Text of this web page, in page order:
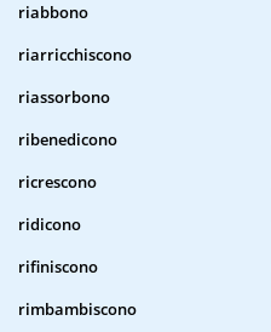
riabbono
riarricchiscono
riassorbono
ribenedicono
ricrescono
ridicono
rifiniscono
rimbambiscono